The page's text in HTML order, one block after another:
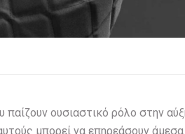
ουσιαστικό ρόλο στην
μπορεί να επηρεάσουν